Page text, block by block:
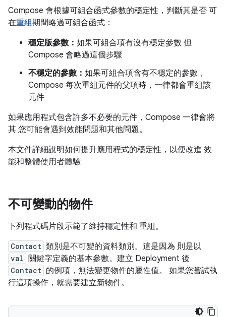
Compose 會根據可組合函式參數的穩定性，判斷其是否 可
在重組期間略過可組合函式：
穩定版參數： 如果可組合項有沒有穩定參數 但
Compose 會略過這個步驟
不穩定的參數： 如果可組合項含有不穩定的參數，
Compose 每次重組元件的父項時，一律都會重組該
元件
如果應用程式包含許多不必要的元件，Compose 一律會將
其 您可能會遇到效能問題和其他問題。
本文件詳細說明如何提升應用程式的穩定性，以便改進 效
能和整體使用者體驗
不可變動的物件
下列程式碼片段示範了維持穩定性和 重組。
Contact 類別是不可變的資料類別。這是因為 則是以
val 關鍵字定義的基本參數。建立 Deployment 後
Contact 的例項，無法變更物件的屬性值。 如果您嘗試執
行這項操作，就需要建立新物件。